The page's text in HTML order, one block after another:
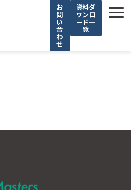
お
問
い
合
わ
せ
資料ダ
ウンロ
ード一
覧
お役立ち記事